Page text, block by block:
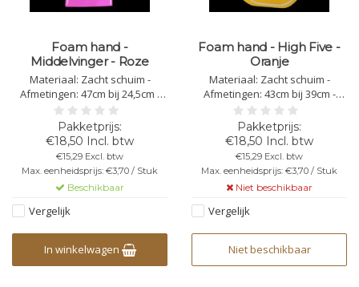
Foam hand -
Middelvinger - Roze
Materiaal: Zacht schuim -
Afmetingen: 47cm bij 24,5cm -
Dikte: 4mm - Bedrukking
mogelijk - In specifieke gevallen
moeten de foam handen
worden geïmpregneerd
€18,50 Incl. btw
€15,29 Excl. btw
Max. eenheidsprijs: €3,70 / Stuk
Beschikbaar
Vergelijk
In winkelwagen
Foam hand - High Five -
Oranje
Materiaal: Zacht schuim -
Afmetingen: 43cm bij 39cm -
Dikte: 4mm - Bedrukking
mogelijk - In specifieke situaties
moeten de foam handen
worden geïmpregneerd
€18,50 Incl. btw
€15,29 Excl. btw
Max. eenheidsprijs: €3,70 / Stuk
Niet beschikbaar
Vergelijk
Niet beschikbaar